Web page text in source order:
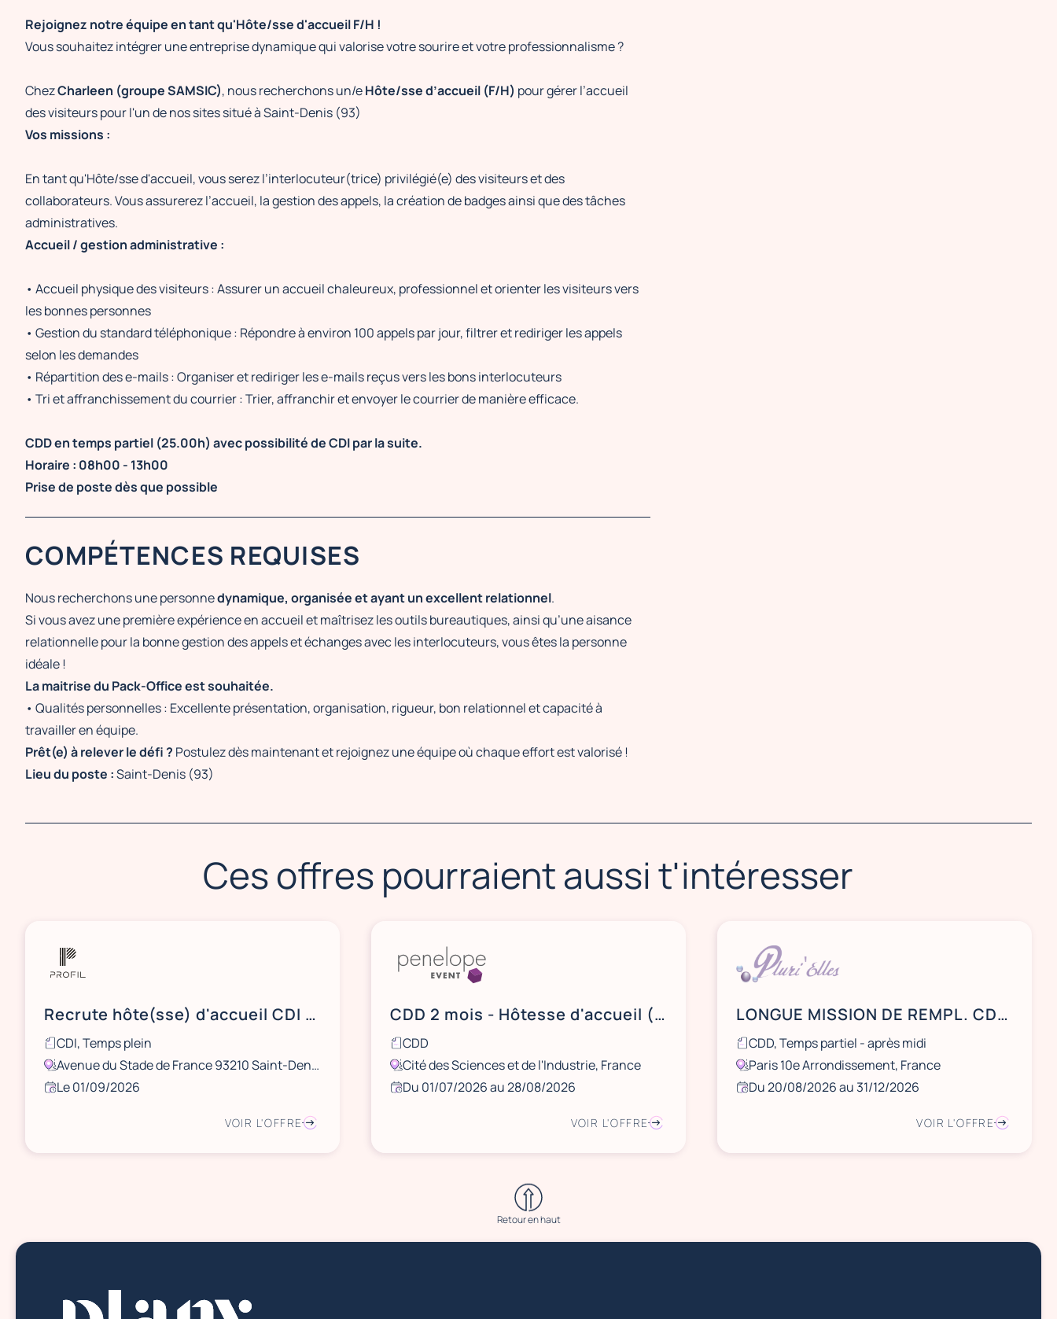
Rejoignez notre équipe en tant qu'Hôte/sse d'accueil F/H !
Vous souhaitez intégrer une entreprise dynamique qui valorise votre sourire et votre professionnalisme ?
ChezCharleen (groupe SAMSIC), nous recherchons un/eHôte/sse d’accueil (F/H) pour gérer l’accueil
des visiteurs pour l'un de nos sites situé à Saint-Denis (93)
Vos missions :
En tant qu'Hôte/sse d'accueil, vous serez l’interlocuteur(trice) privilégié(e) des visiteurs et des
collaborateurs. Vous assurerez l’accueil, la gestion des appels, la création de badges ainsi que des tâches
administratives.
Accueil / gestion administrative :
• Accueil physique des visiteurs : Assurer un accueil chaleureux, professionnel et orienter les visiteurs vers
les bonnes personnes
• Gestion du standard téléphonique : Répondre à environ 100 appels par jour, filtrer et rediriger les appels
selon les demandes
• Répartition des e-mails : Organiser et rediriger les e-mails reçus vers les bons interlocuteurs
• Tri et affranchissement du courrier : Trier, affranchir et envoyer le courrier de manière efficace.
CDD en temps partiel (25.00h) avec possibilité de CDI par la suite.
Horaire : 08h00 - 13h00
Prise de poste dès que possible
COMPÉTENCES REQUISES
Nous recherchons une personnedynamique, organisée et ayant un excellent relationnel.
Si vous avez une première expérience en accueil et maîtrisez les outils bureautiques, ainsi qu’une aisance
relationnelle pour la bonne gestion des appels et échanges avec les interlocuteurs, vous êtes la personne
idéale !
La maitrise du Pack-Office est souhaitée.
• Qualités personnelles : Excellente présentation, organisation, rigueur, bon relationnel et capacité à
travailler en équipe.
Prêt(e) à relever le défi ? Postulez dès maintenant et rejoignez une équipe où chaque effort est valorisé !
Lieu du poste :Saint-Denis (93)
Ces offres pourraient aussi t'intéresser
Recrute hôte(sse) d'accueil CDI 35h Stade de France
CDI, Temps plein
Avenue du Stade de France 93210 Saint-Denis, France
Le 01/09/2026
VOIR L'OFFRE
CDD 2 mois - Hôtesse d'accueil (Secteur culturel)
CDD
Cité des Sciences et de l'Industrie, France
Du 01/07/2026 au 28/08/2026
VOIR L'OFFRE
LONGUE MISSION DE REMPL. CDD - Hôte/Hôtesse d'accueil - Paris 10
CDD, Temps partiel - après midi
Paris 10e Arrondissement, France
Du 20/08/2026 au 31/12/2026
VOIR L'OFFRE
Retour en haut